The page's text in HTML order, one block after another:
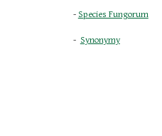
- Species Fungorum
- Synonymy